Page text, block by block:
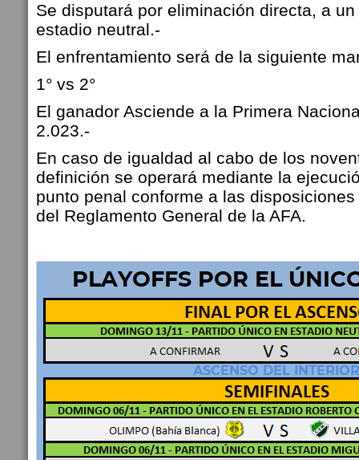
Se disputará por eliminación directa, a
estadio neutral.-
El enfrentamiento será de la siguiente
1° vs 2°
El ganador Asciende a la Primera
2.023.-
En caso de igualdad al cabo de los
definición se operará mediante la
punto penal conforme a las disposiciones
del Reglamento General de la AFA.